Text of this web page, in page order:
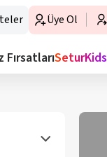
Üye Ol
FırsatlarıSeturKids